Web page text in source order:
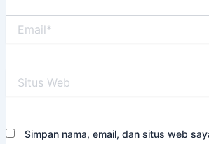
Web
Simpan nama, email, dan situs web